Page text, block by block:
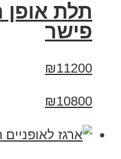
פישר
₪11200
₪10800